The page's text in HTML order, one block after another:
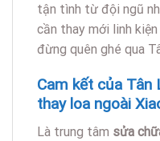
tận tình từ đội ngũ
cần thay mới linh
đừng quên ghé qua
Cam kết của Tân
thay loa ngoài
Là trung tâm sửa